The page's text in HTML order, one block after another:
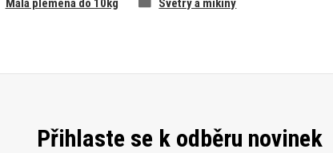
Malá plemena do 10kg Svetry a mikiny
Přihlaste se k odběru novinek